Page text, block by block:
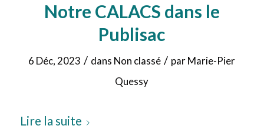
Notre CALACS dans le
Publisac
6 Déc, 2023 / dans Non classé / parMarie-Pier
Quessy
Lire la suite